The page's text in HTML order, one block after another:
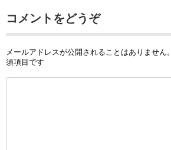
コメントをどうぞ
メールアドレスが公開されることはありません。
須項目です